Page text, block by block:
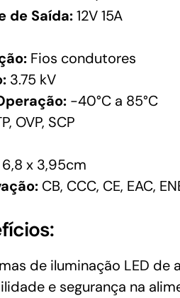
de Saída:12V 15A
Fios condutores
3.75 kV
-40°C a 85°C
OVP, SCP
6,8 x 3,95cm
CB, CCC, CE, EAC,
de iluminação LED de
e segurança na